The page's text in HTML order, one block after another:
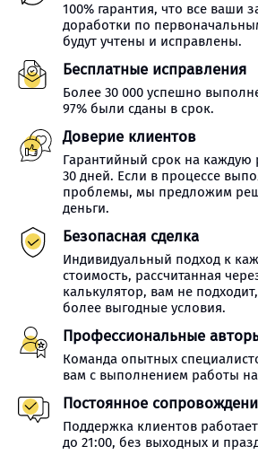
100% гарантия, что все ваши
доработки по
будут учтены и исправлены.
Бесплатные исправления
Более 30 000 успешно
97% были сданы в срок.
Доверие клиентов
Гарантийный срок на каждую
30 дней. Если в процессе
проблемы, мы предложим
деньги.
Безопасная сделка
Индивидуальный подход к
стоимость, рассчитанная
калькулятор, вам не
более выгодные условия.
Профессиональные
Команда опытных
вам с выполнением работы
Постоянное
Поддержка клиентов
до 21:00, без выходных и